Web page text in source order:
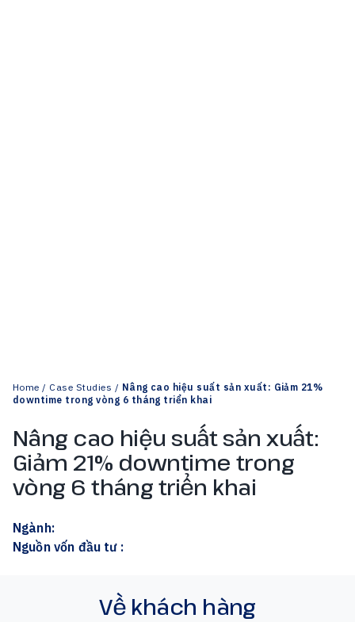
Home / Case Studies / Nâng cao hiệu suất sản xuất: Giảm 21%
downtime trong vòng 6 tháng triển khai
Nâng cao hiệu suất sản xuất:
Giảm 21% downtime trong
vòng 6 tháng triển khai
Ngành:
Nguồn vốn đầu tư :
Về khách hàng